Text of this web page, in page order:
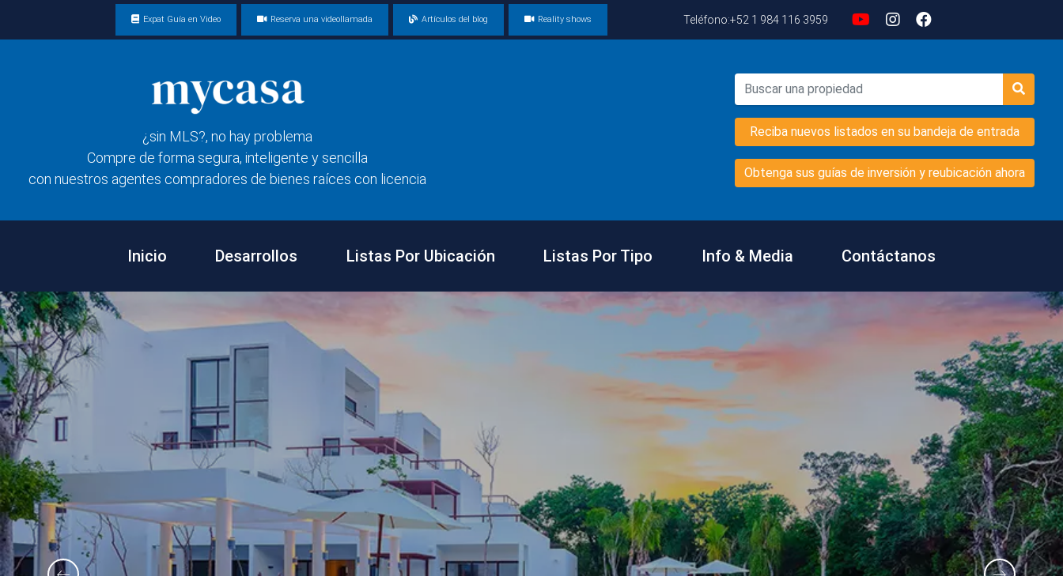
Expat Guía en Video Reserva una videollamada Artículos del blog Reality shows Teléfono:+52 1 984 116 3959
¿sin MLS?, no hay problema
Compre de forma segura, inteligente y sencilla
con nuestros agentes compradores de bienes raíces con licencia
Reciba nuevos listados en su bandeja de entrada
Obtenga sus guías de inversión y reubicación ahora
Inicio Desarrollos Listas Por Ubicación Listas Por Tipo Info & Media Contáctanos